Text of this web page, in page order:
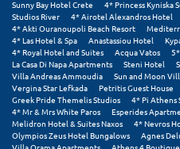
Μυτιλήνη
Ν
Νάξος
Νάουσα
Sunny Bay Hotel Crete
4* Princess Kyniska
Studios River
4* Airotel Alexandros Hotel
4* Akti Ouranoupoli Beach Resort
4* Las Hotel & Spa
Anastassiou Hotel
4* Royal Hotel and Suites
Acqua Vatos
La Casa Di Napa Apartments
Steni Hotel
Villa Andreas Ammoudia
Sun and Moon
Vergina Star Lefkada
Petritis Guest House
Greek Pride Themelis Studios
4* Pi Athens
4* Mr & Mrs White Paros
Esperides
Melidron Hotel & Suites Naxos
4* Nevros
Olympios Zeus Hotel Bungalows
Agnes